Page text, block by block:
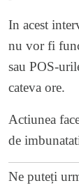
In acest
nu vor fi
sau POS-
cateva ore.
Actiunea
de
Ne puteți